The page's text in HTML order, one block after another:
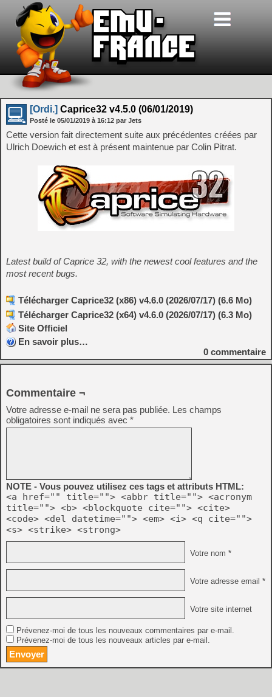
[Ordi.] Caprice32 v4.5.0 (06/01/2019)
Posté le 05/01/2019 à 16:12 par Jets
Cette version fait directement suite aux précédentes créées par
Ulrich Doewich et est à présent maintenue par Colin Pitrat.
Latest build of Caprice 32, with the newest cool features and the
most recent bugs.
Télécharger Caprice32 (x86) v4.6.0 (2026/07/17) (6.6 Mo)
Télécharger Caprice32 (x64) v4.6.0 (2026/07/17) (6.3 Mo)
Site Officiel
En savoir plus…
0 commentaire
Commentaire ¬
Votre adresse e-mail ne sera pas publiée. Les champs
obligatoires sont indiqués avec *
NOTE - Vous pouvez utilisez ces tags et attributs HTML:
<a href="" title=""> <abbr title=""> <acronym
title=""> <b> <blockquote cite=""> <cite>
<code> <del datetime=""> <em> <i> <q cite="">
<s> <strike> <strong>
Votre nom *
Votre adresse email *
Votre site internet
Prévenez-moi de tous les nouveaux commentaires par e-mail.
Prévenez-moi de tous les nouveaux articles par e-mail.